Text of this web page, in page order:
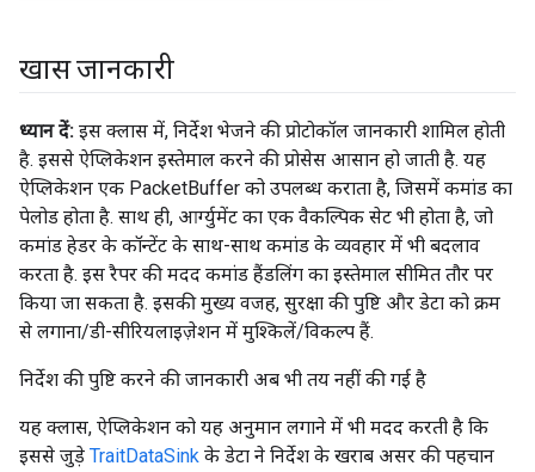
खास जानकारी
ध्यान दें: इस क्लास में, निर्देश भेजने की प्रोटोकॉल जानकारी शामिल होती
है. इससे ऐप्लिकेशन इस्तेमाल करने की प्रोसेस आसान हो जाती है. यह
ऐप्लिकेशन एक PacketBuffer को उपलब्ध कराता है, जिसमें कमांड का
पेलोड होता है. साथ ही, आर्ग्युमेंट का एक वैकल्पिक सेट भी होता है, जो
कमांड हेडर के कॉन्टेंट के साथ-साथ कमांड के व्यवहार में भी बदलाव
करता है. इस रैपर की मदद कमांड हैंडलिंग का इस्तेमाल सीमित तौर पर
किया जा सकता है. इसकी मुख्य वजह, सुरक्षा की पुष्टि और डेटा को क्रम
से लगाना/डी-सीरियलाइज़ेशन में मुश्किलें/विकल्प हैं.
निर्देश की पुष्टि करने की जानकारी अब भी तय नहीं की गई है
यह क्लास, ऐप्लिकेशन को यह अनुमान लगाने में भी मदद करती है कि
इससे जुड़े TraitDataSink के डेटा ने निर्देश के खराब असर की पहचान